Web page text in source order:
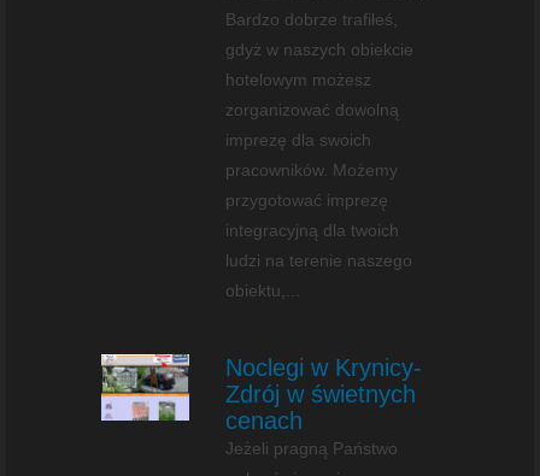
Bardzo dobrze trafiłeś,
gdyż w naszych obiekcie
hotelowym możesz
zorganizować dowolną
imprezę dla swoich
pracowników. Możemy
przygotować imprezę
integracyjną dla twoich
ludzi na terenie naszego
obiektu,...
Noclegi w Krynicy-
Zdrój w świetnych
cenach
Jeżeli pragną Państwo